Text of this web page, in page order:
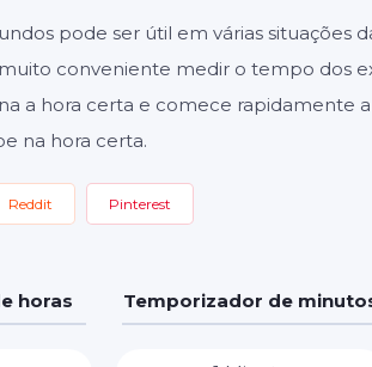
pode ser útil em várias situações
conveniente medir o tempo dos
a hora certa e comece rapidamente
na hora certa.
Reddit Pinterest
horas Temporizador de